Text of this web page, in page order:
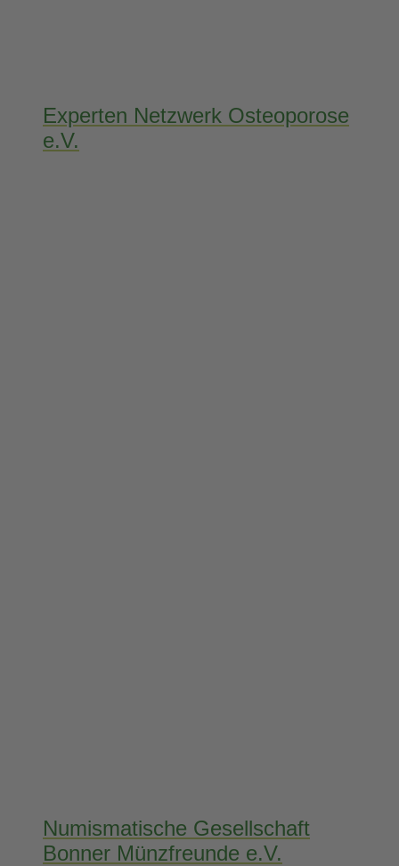
Experten Netzwerk Osteoporose
e.V.
Numismatische Gesellschaft
Bonner Münzfreunde e.V.